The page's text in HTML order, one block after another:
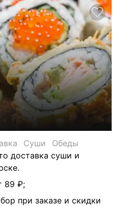
Суши
Обеды
доставка суши и
89 ₽;
при заказе и скидки